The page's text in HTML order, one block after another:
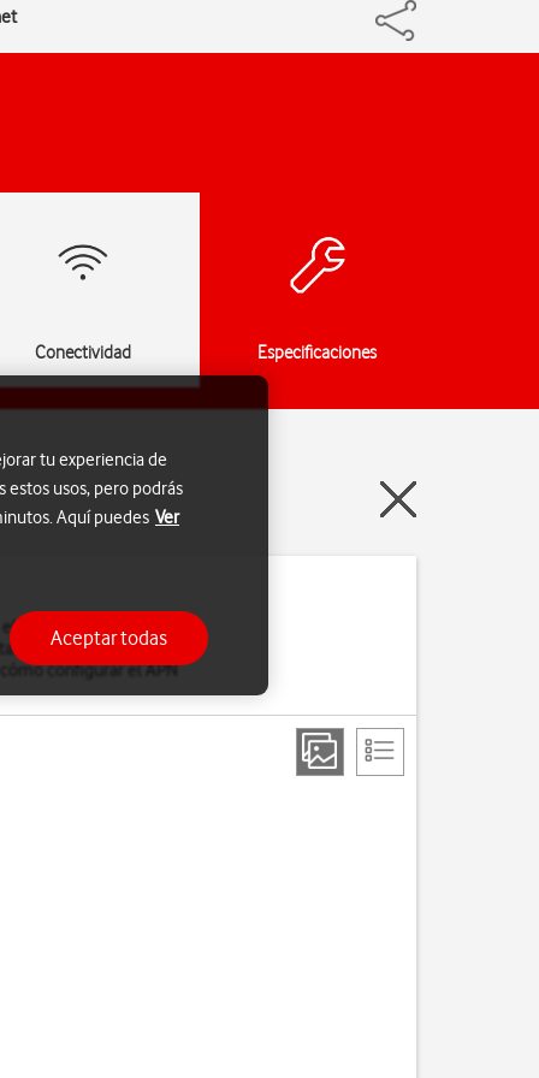
Conectividad Especificaciones
navegador, recibes
SIM. Si una vez
configurar el APN
tu experiencia de
estos usos, pero podrás
Aquí puedes Ver
Aceptar todas